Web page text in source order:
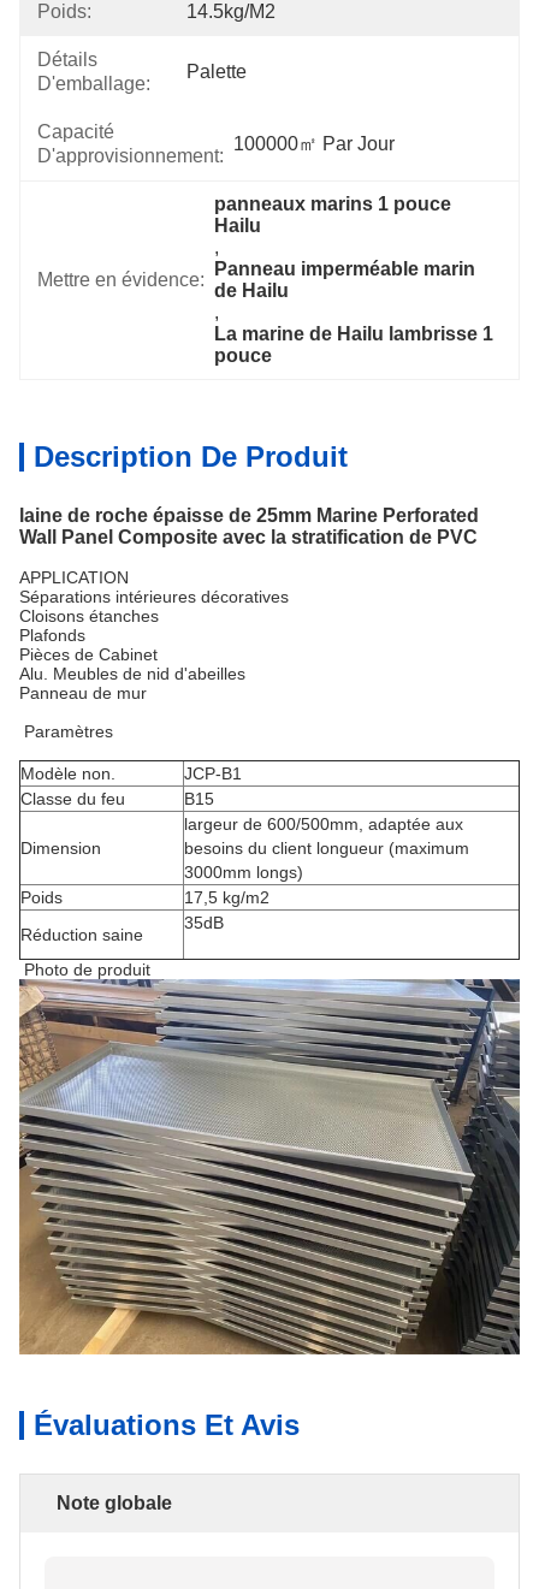
Poids: 14.5kg/m2
Détails
D'emballage:
Palette
Capacité
D'approvisionnement:
100000㎡ Par Jour
Mettre en évidence:
panneaux marins 1 pouce
Hailu
,
Panneau imperméable marin
de Hailu
,
La marine de Hailu lambrisse 1
pouce
Description De Produit
laine de roche épaisse de 25mm Marine Perforated
Wall Panel Composite avec la stratification de PVC
APPLICATION
Séparations intérieures décoratives
Cloisons étanches
Plafonds
Pièces de Cabinet
Alu. Meubles de nid d'abeilles
Panneau de mur
Paramètres
Modèle non.
JCP-B1
Classe du feu
B15
Dimension
largeur de 600/500mm, adaptée aux
besoins du client longueur (maximum
3000mm longs)
Poids
17,5 kg/m2
Réduction saine
35dB
Photo de produit
Évaluations Et Avis
Note globale